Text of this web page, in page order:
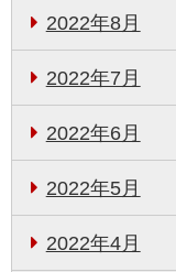
2022年8月
2022年7月
2022年6月
2022年5月
2022年4月